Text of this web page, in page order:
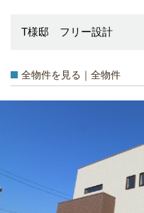
T様邸 フリー設計
全物件を見る｜全物件